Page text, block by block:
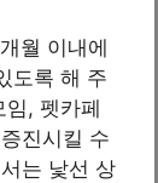
월 이내에
도록 해 주
, 펫카페
진시킬 수
는 낯선 상